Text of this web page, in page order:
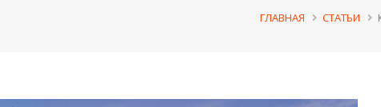
ГЛАВНАЯ СТАТЬИ